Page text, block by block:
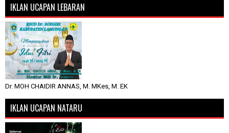
IKLAN UCAPAN LEBARAN
Dr. MOH CHAIDIR ANNAS, M. MKes, M. EK
IKLAN UCAPAN NATARU